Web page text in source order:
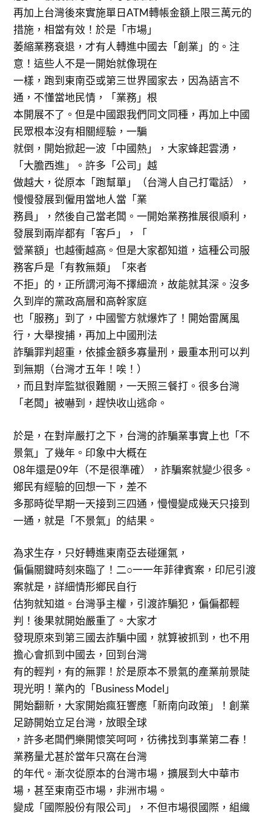
再加上台灣後來實施單日ATM轉帳金額上限三萬元的
措施，相當有效！於是「市場」
萎縮業務衰退，才有人轉進中國去「創業」的。注
意！這些人不是一開始就像現在
一樣，跑到東南亞或第三世界國家去，因為語言不
通，不懂當地民情，「業務」根
本開展不了。但是中國跟我們同文同種，再加上中國
民眾根本沒有相關經驗，一騙
就倒，開始掀起一波「中國熱」，大家蜂起雲湧，
「大膽西進」。許多「公司」越
做越大，從原本「跑幫單」（台灣人自己打電話），
慢慢發展到僱用當地人當「業
務員」，然後自己當老闆。一開始業務推展很順利，
發展到兩岸都有「客戶」，「
營業額」也越衝越高。但是大家都知道，這種公司服
務客戶是「有教無類」「來者
不拒」的，正所謂河海不擇細流，故能就其深。沒多
久到岸的黨政高層和高幹家庭
也「服務」到了，中國警方就爆炸了！開始雷厲風
行，大舉搜捕，再加上中國刑法
詐騙罪判超重，依據金額多寡量刑，最重本刑可以判
到無期（台灣才五年！唉！）
，而且對岸監獄很難關，一天照三餐打。很多台灣
「老闆」被嚇到，趕快收山逃命。
於是，在對岸嚴打之下，台灣的詐騙業事實上也「不
景氣」了幾年。印象中大概在
08年還是09年（不是很準確），詐騙案就變少很多。
鄉民有經驗的回想一下，差不
多那時從早期一天接到三四通，慢慢變成幾天只接到
一通，就是「不景氣」的結果。
為求生存，只好轉進東南亞去碰運氣，
偏偏關鍵時刻來臨了！二○一一年菲律賓案，印尼引渡
案就是，詳細情形鄉民自行
估狗就知道。台灣爭主權，引渡詐騙犯，偏偏都輕
判！後果就開始嚴重了。大家才
發現原來到第三國去詐騙中國，就算被抓到，也不用
擔心會抓到中國去，回到台灣
有的輕判，有的無罪！於是原本不景氣的產業前景陡
現光明！業內的「Business Model」
開始翻新，大家開始瘋狂響應「新南向政策」！創業
足跡開始立足台灣，放眼全球
，許多老闆們樂開懷笑呵呵，彷彿找到事業第二春！
業務量尤甚於當年只窩在台灣
的年代。漸次從原本的台灣市場，擴展到大中華市
場，甚至東南亞市場，非洲市場。
變成「國際股份有限公司」，不但市場很國際，組織